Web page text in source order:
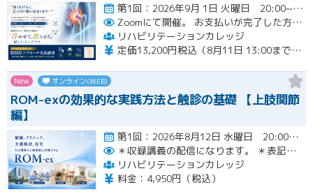
第1回：2026年9月 1日 火曜日 20:00~21:00 第2回：2026年9月15日 火曜日 20:00~2…開催
Zoomにて開催。
お支払いが完了した方のみzoomのリンクと資料が確認できるシステムとなっております。お支払いが確認できない場合は【自動キャンセル】となります。
リハビリテーションカレッジ
定価13,200円税込（8月11日 13:00までのお申し込みにて3,300円オフでご受講いただけます）
New オンライン(WEB)
ROM-exの効果的な実践方法と触診の基礎 【上肢関節
編】
第1回：2026年8月12日 水曜日 20:00~21:00 第2回：2026年8月19日 水曜日 20:00~21…開催
＊収録講義の配信になります。
＊表記された日時に限定して配信します。
リハビリテーションカレッジ
料金：4,950円（税込）